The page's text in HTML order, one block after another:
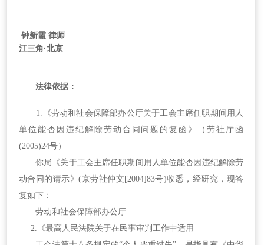
钟新霞 律师
江三角·北京
法律依据：
1.《劳动和社会保障部办公厅关于工会主席任职期间用人
单位能否因违纪解除劳动合同问题的复函》（劳社厅函
(2005)24号）
你局《关于工会主席任职期间用人单位能否因违纪解除劳
动合同的请示》(京劳社仲文[2004]83号)收悉，经研究，现答
复如下：
劳动和社会保障部办公厅
2.《最高人民法院关于在民事审判工作中适用